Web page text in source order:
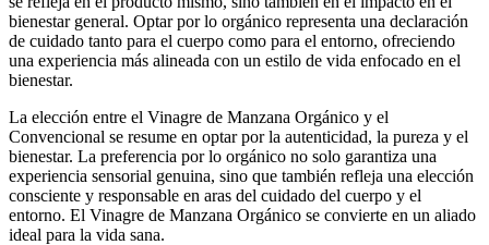
bienestar general. Optar por lo orgánico representa una declaración
de cuidado tanto para el cuerpo como para el entorno, ofreciendo
una experiencia más alineada con un estilo de vida enfocado en el
bienestar.
La elección entre el Vinagre de Manzana Orgánico y el
Convencional se resume en optar por la autenticidad, la pureza y el
bienestar. La preferencia por lo orgánico no solo garantiza una
experiencia sensorial genuina, sino que también refleja una elección
consciente y responsable en aras del cuidado del cuerpo y el
entorno. El Vinagre de Manzana Orgánico se convierte en un aliado
ideal para la vida sana.